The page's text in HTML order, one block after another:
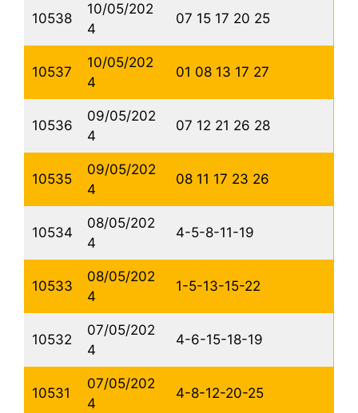
10538
10/05/202
4
07 15 17 20 25
10537
10/05/202
4
01 08 13 17 27
10536
09/05/202
4
07 12 21 26 28
10535
09/05/202
4
08 11 17 23 26
10534
08/05/202
4
4-5-8-11-19
10533
08/05/202
4
1-5-13-15-22
10532
07/05/202
4
4-6-15-18-19
10531
07/05/202
4
4-8-12-20-25